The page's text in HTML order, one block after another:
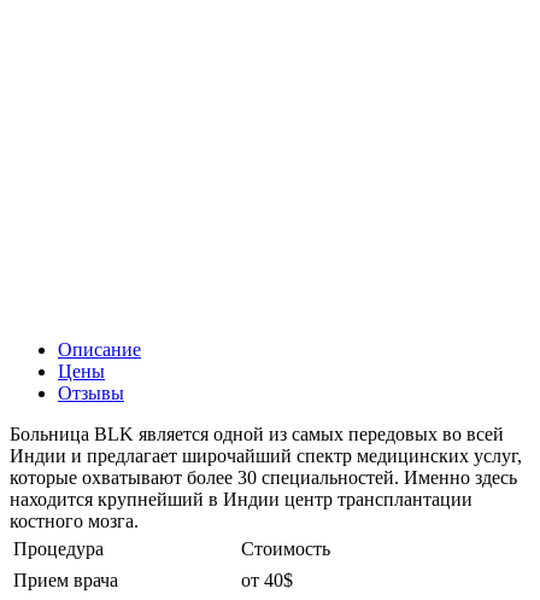
Описание
Цены
Отзывы
Больница BLK является одной из самых передовых во всей
Индии и предлагает широчайший спектр медицинских услуг,
которые охватывают более 30 специальностей. Именно здесь
находится крупнейший в Индии центр трансплантации
костного мозга.
Процедура
Стоимость
Прием врача
от 40$